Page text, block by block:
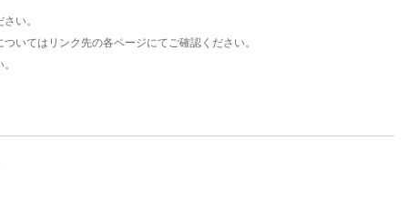
い。
いてはリンク先の各ページにてご確認ください。